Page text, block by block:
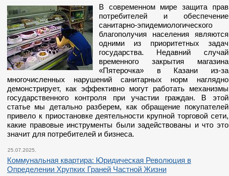
В современном мире защита прав
потребителей и обеспечение
санитарно-эпидемиологического
благополучия населения являются
одними из приоритетных задач
государства. Недавний случай
временного закрытия магазина
«Пятерочка» в Казани из-за
многочисленных нарушений санитарных норм наглядно
демонстрирует, как эффективно могут работать механизмы
государственного контроля при участии граждан. В этой
статье мы детально разберем, как обращение покупателей
привело к приостановке деятельности крупной торговой сети,
какие правовые инструменты были задействованы и что это
значит для потребителей и бизнеса.
25.07.2025.
Коммунальная квартира: Юридическая Революция в
Определении Хрупких Граней Частной Жизни